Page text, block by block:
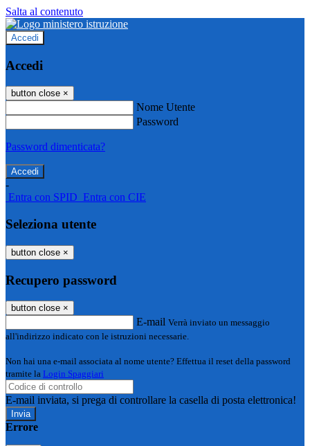
Salta al contenuto
Accedi
Accedi
button close ×
Nome Utente
Password
Password dimenticata?
-
Entra con SPID Entra con CIE
Seleziona utente
button close ×
Recupero password
button close ×
E-mail Verrà inviato un messaggio
all'indirizzo indicato con le istruzioni necessarie.
Non hai una e-mail associata al nome utente? Effettua il reset della password
tramite la Login Spaggiari
E-mail inviata, si prega di controllare la casella di posta elettronica!
Errore